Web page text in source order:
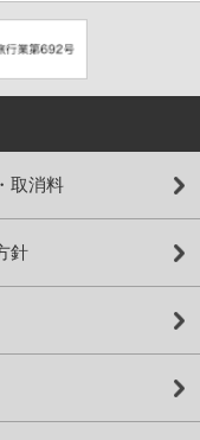
取消料
針